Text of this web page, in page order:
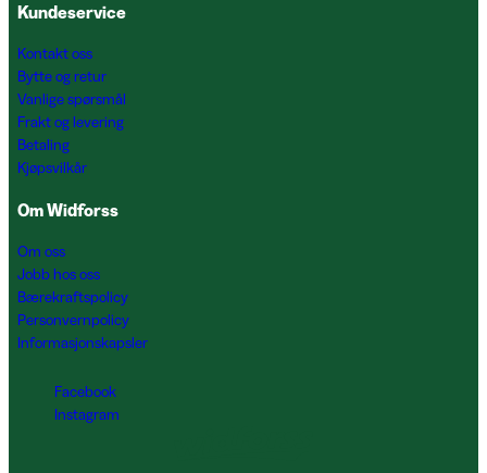
Kundeservice
Kontakt oss
Bytte og retur
Vanlige spørsmål
Frakt og levering
Betaling
Kjøpsvilkår
Om Widforss
Om oss
Jobb hos oss
Bærekraftspolicy
Personvernpolicy
Informasjonskapsler
Facebook
Instagram